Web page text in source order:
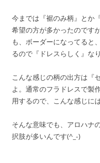
今までは『裾のみ柄』とか
希望の方が多かったのです
も、ボーダーになってると
るので『ドレスらしく』な
こんな感じの柄の出方は『
よ。通常のフラドレスで製
用するので、こんな感じに
そんな意味でも、アロハナ
択肢が多いんです(^_-)